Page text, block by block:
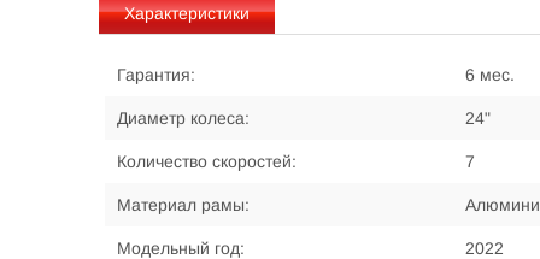
Характеристики
Гарантия: 6 мес.
Диаметр колеса: 24"
Количество скоростей: 7
Материал рамы:
Модельный год: 2022